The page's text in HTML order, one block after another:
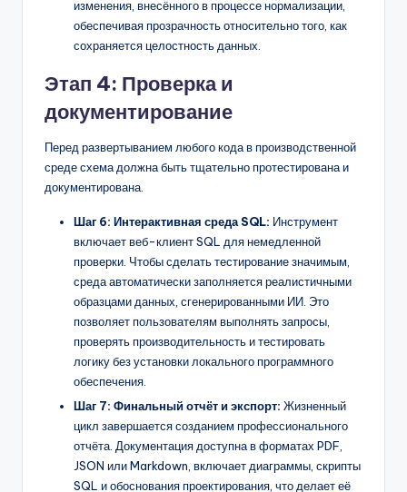
изменения, внесённого в процессе нормализации,
обеспечивая прозрачность относительно того, как
сохраняется целостность данных.
Этап 4: Проверка и
документирование
Перед развертыванием любого кода в производственной
среде схема должна быть тщательно протестирована и
документирована.
Шаг 6: Интерактивная среда SQL: Инструмент
включает веб-клиент SQL для немедленной
проверки. Чтобы сделать тестирование значимым,
среда автоматически заполняется реалистичными
образцами данных, сгенерированными ИИ. Это
позволяет пользователям выполнять запросы,
проверять производительность и тестировать
логику без установки локального программного
обеспечения.
Шаг 7: Финальный отчёт и экспорт: Жизненный
цикл завершается созданием профессионального
отчёта. Документация доступна в форматах PDF,
JSON или Markdown, включает диаграммы, скрипты
SQL и обоснования проектирования, что делает её